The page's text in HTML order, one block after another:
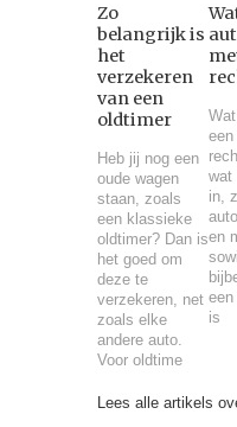
Zo
belangrijk is
het
verzekeren
van een
oldtimer
Heb jij nog een
oude wagen
staan, zoals
een klassieke
oldtimer? Dan is
het goed om
deze te
verzekeren, net
zoals elke
andere auto.
Voor oldtime
een
wat
in,
en
is
Lees alle artikels